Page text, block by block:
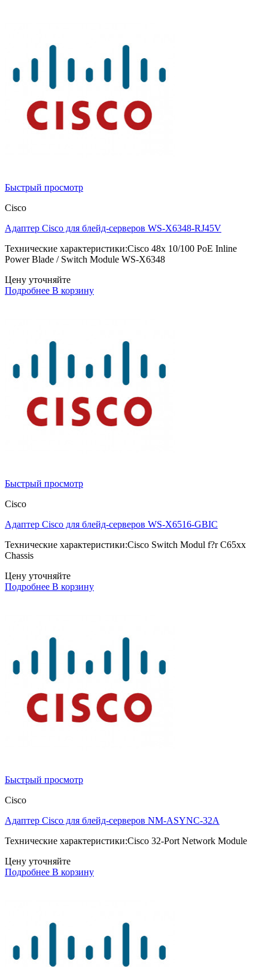
Быстрый просмотр
Cisco
Адаптер Cisco для блейд-серверов WS-X6348-RJ45V
Технические характеристики:Cisco 48x 10/100 PoE Inline
Power Blade / Switch Module WS-X6348
Цену уточняйте
Подробнее В корзину
Быстрый просмотр
Cisco
Адаптер Cisco для блейд-серверов WS-X6516-GBIC
Технические характеристики:Cisco Switch Modul f?r C65xx
Chassis
Цену уточняйте
Подробнее В корзину
Быстрый просмотр
Cisco
Адаптер Cisco для блейд-серверов NM-ASYNC-32A
Технические характеристики:Cisco 32-Port Network Module
Цену уточняйте
Подробнее В корзину